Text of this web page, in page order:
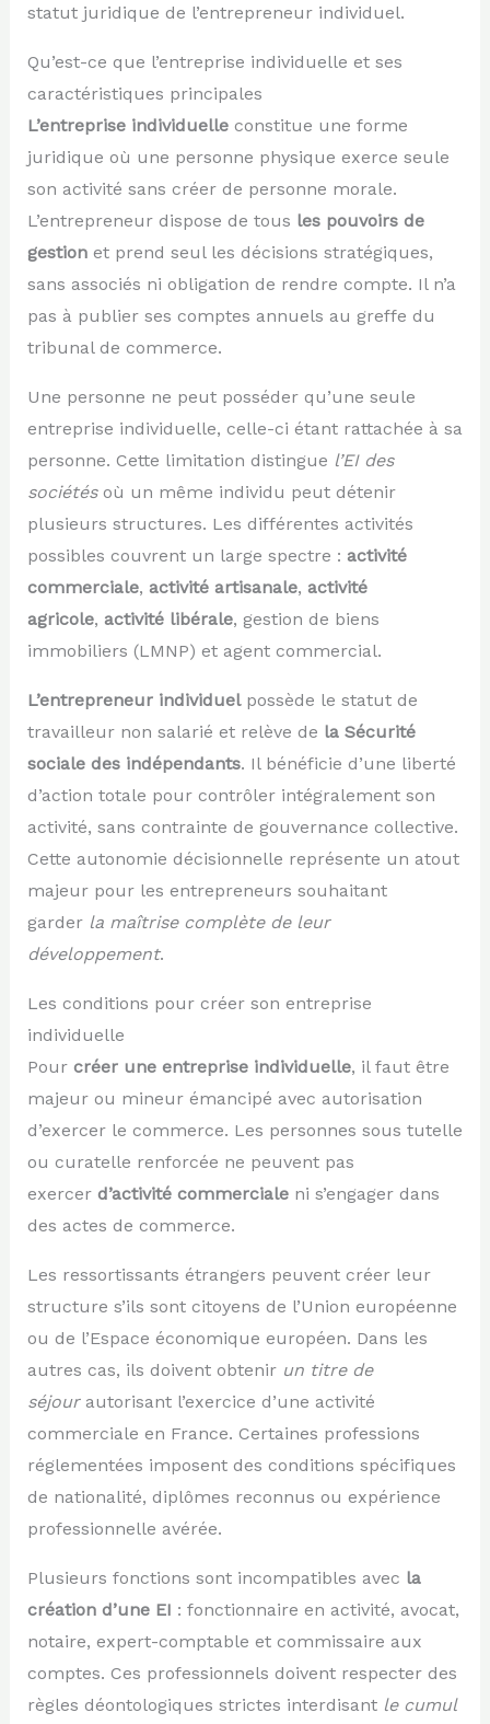
statut juridique de l’entrepreneur individuel.
Qu’est-ce que l’entreprise individuelle et ses
caractéristiques principales
L’entreprise individuelleconstitue une forme
juridique où une personne physique exerce seule
son activité sans créer de personne morale.
L’entrepreneur dispose de tous les pouvoirs de
gestionet prend seul les décisions stratégiques,
sans associés ni obligation de rendre compte. Il n’a
pas à publier ses comptes annuels au greffe du
tribunal de commerce.
Une personne ne peut posséder qu’une seule
entreprise individuelle, celle-ci étant rattachée à sa
personne. Cette limitation distingue l’EI des
sociétésoù un même individu peut détenir
plusieurs structures. Les différentes activités
possibles couvrent un large spectre : activité
commerciale, activité artisanale, activité
agricole, activité libérale, gestion de biens
immobiliers (LMNP) et agent commercial.
L’entrepreneur individuelpossède le statut de
travailleur non salarié et relève de la Sécurité
sociale des indépendants. Il bénéficie d’une liberté
d’action totale pour contrôler intégralement son
activité, sans contrainte de gouvernance collective.
Cette autonomie décisionnelle représente un atout
majeur pour les entrepreneurs souhaitant
garder la maîtrise complète de leur
développement.
Les conditions pour créer son entreprise
individuelle
Pour créer une entreprise individuelle, il faut être
majeur ou mineur émancipé avec autorisation
d’exercer le commerce. Les personnes sous tutelle
ou curatelle renforcée ne peuvent pas
exercer d’activité commercialeni s’engager dans
des actes de commerce.
Les ressortissants étrangers peuvent créer leur
structure s’ils sont citoyens de l’Union européenne
ou de l’Espace économique européen. Dans les
autres cas, ils doivent obtenir un titre de
séjourautorisant l’exercice d’une activité
commerciale en France. Certaines professions
réglementées imposent des conditions spécifiques
de nationalité, diplômes reconnus ou expérience
professionnelle avérée.
Plusieurs fonctions sont incompatibles avec la
création d’une EI : fonctionnaire en activité, avocat,
notaire, expert-comptable et commissaire aux
comptes. Ces professionnels doivent respecter des
règles déontologiques strictes interdisant le cumul